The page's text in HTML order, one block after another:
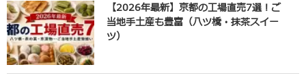
【2026年最新】京都の工場直売7選！ご
当地手土産も豊富（八ツ橋・抹茶スイー
ツ）